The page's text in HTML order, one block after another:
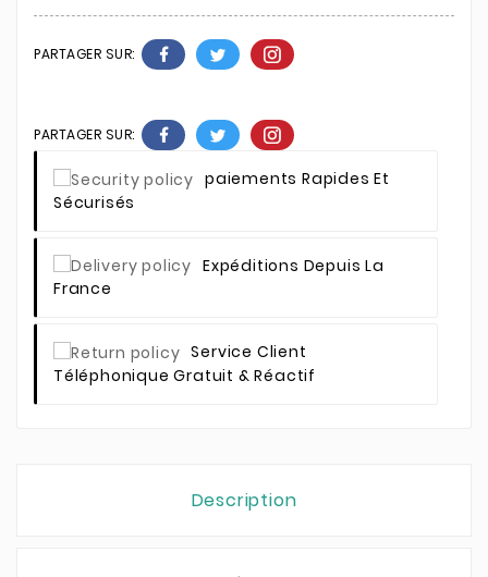
PARTAGER SUR:
PARTAGER SUR:
Paiements Rapides Et
Sécurisés
Expéditions Depuis La
France
Service Client
Téléphonique Gratuit & Réactif
Description